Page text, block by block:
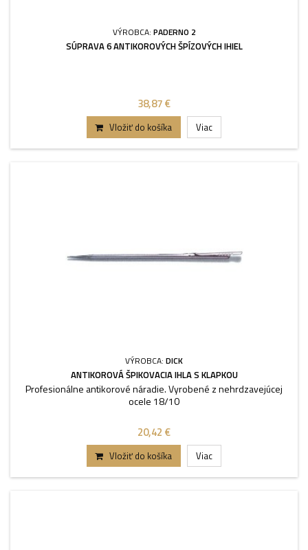
VÝROBCA: PADERNO 2
SÚPRAVA 6 ANTIKOROVÝCH ŠPÍZOVÝCH IHIEL
38,87 €
Vložiť do košíka Viac
VÝROBCA: DICK
ANTIKOROVÁ ŠPIKOVACIA IHLA S KLAPKOU
Profesionálne antikorové náradie. Vyrobené z nehrdzavejúcej
ocele 18/10
20,42 €
Vložiť do košíka Viac